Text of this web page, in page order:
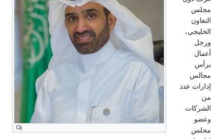
مجلس
التعاون
الخليجي،
ورجل
أعمال
يرأس
مجالس
إدارات عدد
من
الشركات
وعضو
مجلس